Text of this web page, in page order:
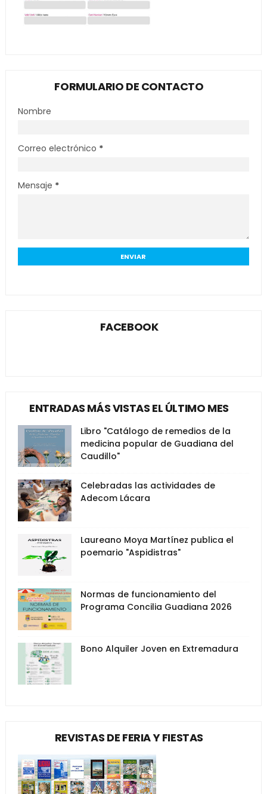
FORMULARIO DE CONTACTO
Nombre
Correo electrónico *
Mensaje *
FACEBOOK
ENTRADAS MÁS VISTAS EL ÚLTIMO MES
Libro "Catálogo de remedios de la
medicina popular de Guadiana del
Caudillo"
Celebradas las actividades de
Adecom Lácara
Laureano Moya Martínez publica el
poemario "Aspidistras"
Normas de funcionamiento del
Programa Concilia Guadiana 2026
Bono Alquiler Joven en Extremadura
REVISTAS DE FERIA Y FIESTAS